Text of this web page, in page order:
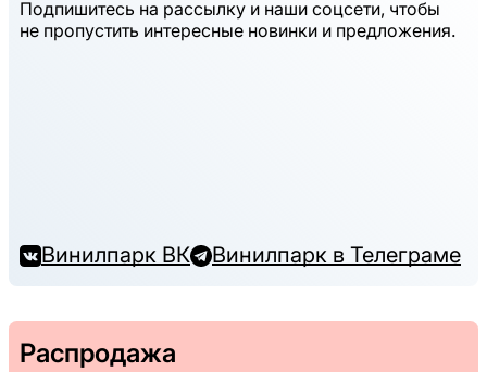
Подпишитесь на рассылку и наши соцсети, чтобы
не пропустить интересные новинки и предложения.
Винилпарк ВК Винилпарк в Телеграме
Распродажа